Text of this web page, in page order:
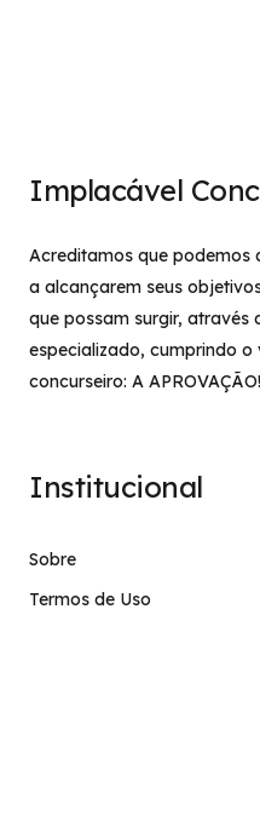
Implacável
Acreditamos que podemos
a alcançarem seus
que possam surgir, através
especializado, cumprindo
concurseiro: A APROVAÇÃO!
Institucional
Sobre
Termos de Uso